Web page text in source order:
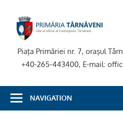
content
Piaţa Primăriei nr. 7, oraşul
+40-265-443400, E-mail:
NAVIGATION